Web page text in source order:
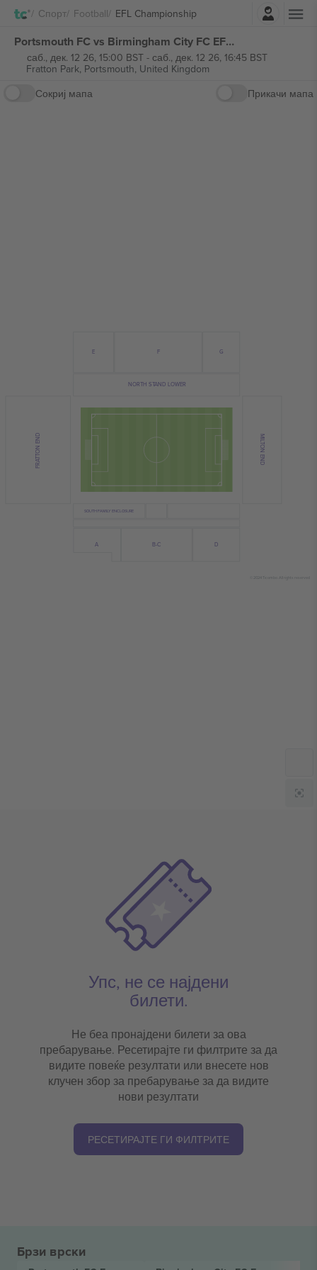
Спорт Football EFL Championship
Најави се
Portsmouth FC vs Birmingham City FC EFL Championship билети
саб., дек. 12 26, 15:00 BST- саб., дек. 12 26, 16:45 BST
Fratton Park, Portsmouth, United Kingdom
Сокриј мапа
Прикачи мапа
NORTH STAND LOWER
E F G
MILTON END
A B-C D
SOUTH FAMILY ENCLOSURE
FRATTON END
© 2024 Ticombo. All rights reserved
Упс, не се најдени
билети.
Не беа пронајдени билети за ова
пребарување. Ресетирајте ги филтрите за да
видите повеќе резултати или внесете нов
клучен збор за пребарување за да видите
нови резултати
РЕСЕТИРАЈТЕ ГИ ФИЛТРИТЕ
Брзи врски